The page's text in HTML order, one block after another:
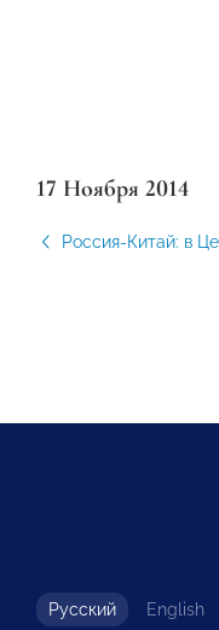
17 Ноября 2014
Россия-Китай: в
Русский English